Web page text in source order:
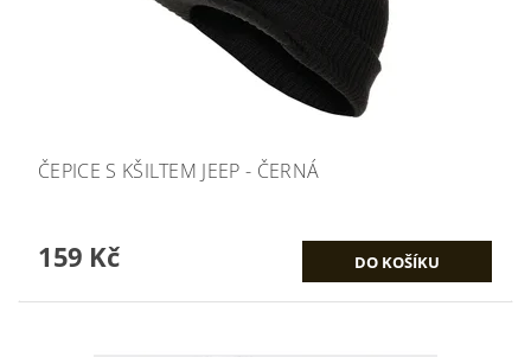
ČEPICE S KŠILTEM JEEP - ČERNÁ
159 Kč